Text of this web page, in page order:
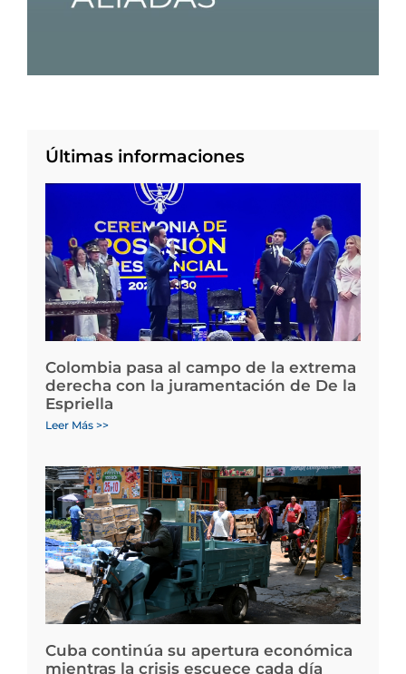
Últimas informaciones
Colombia pasa al campo de la extrema
derecha con la juramentación de De la
Espriella
Leer Más >>
Cuba continúa su apertura económica
mientras la crisis escuece cada día